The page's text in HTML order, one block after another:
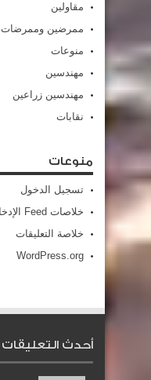
مقاولين
ممرضين وممرضات
منوعات
مهندسين
مهندسين زراعين
نقابات
منوعات
تسجيل الدخول
خلاصات Feed الإدخالات
خلاصة التعليقات
WordPress.org
أحدث التعليقات